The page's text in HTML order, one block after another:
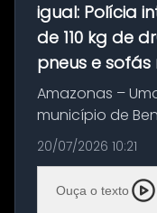
igual: Polícia
de 110 kg de
pneus e sofás
Amazonas –
município de
com a
quilos de
embarcação
materia...
20/07/2026 10:21
Ouça o texto